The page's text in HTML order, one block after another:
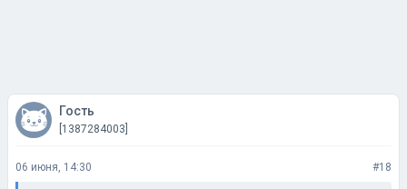
Гость
[1387284003]
06 июня, 14:30 #18